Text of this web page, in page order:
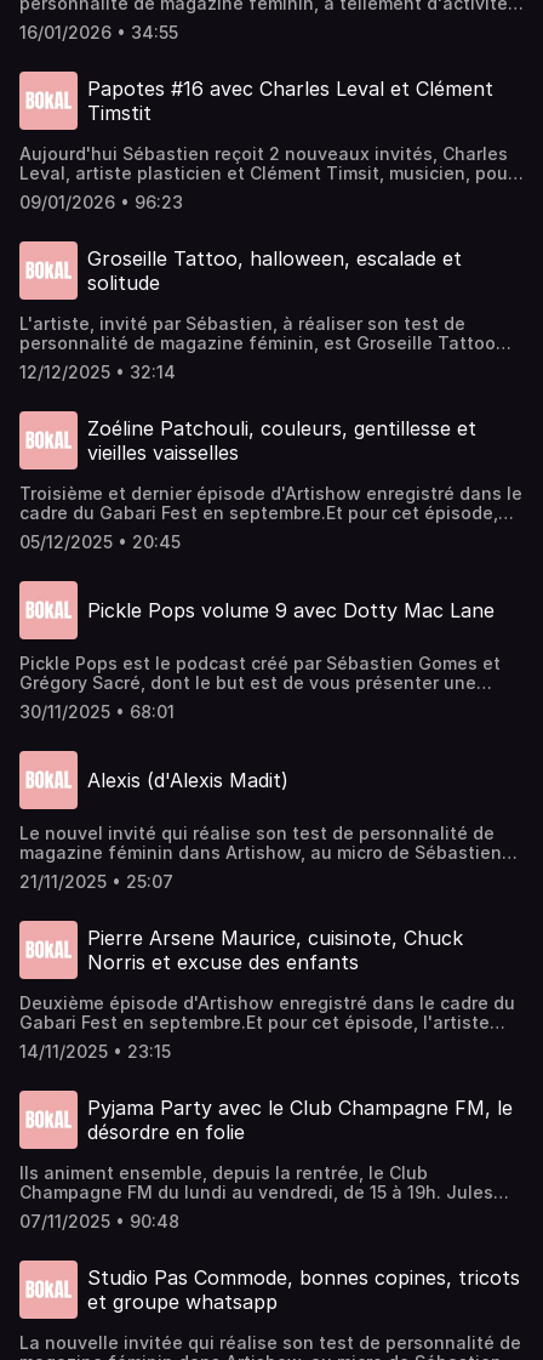
Tigers⁠⁠⁠⁠⁠Visuel : ⁠⁠⁠⁠⁠Gokaiju⁠⁠⁠⁠⁠Jingle Fin : ⁠⁠⁠⁠⁠Laure Sadier ⁠⁠/
⁠⁠Gustine⁠⁠⁠⁠⁠Montage : ⁠Sébastien Pia Gomes⁠
différentes que la légende raconte qu'il est impossible de
toustes les citer. Syphaïwong Bay, artiste graveuse,
conférencière, rédactrice, podcasteuse, et j'en oublie
surement, nous fait le plaisir de se prêter au jeux du
podcastInstagram de ⁠⁠⁠⁠⁠⁠⁠⁠⁠⁠⁠⁠⁠Bokal⁠⁠⁠⁠⁠⁠⁠⁠⁠⁠⁠⁠⁠Enregistré dans les studios de
⁠⁠⁠⁠⁠⁠⁠⁠⁠⁠⁠⁠⁠bokalreims.fr⁠⁠⁠⁠⁠⁠⁠⁠⁠⁠⁠⁠⁠Montage : ⁠⁠⁠⁠⁠Sébastien Gomes⁠Voix off : ⁠⁠⁠⁠⁠⁠Laure
Sadier⁠⁠⁠⁠⁠⁠Jingle Fin : GustineMusique intro : Pandemonia
16/01/2026 • 34:55
Papotes #16 avec ⁠Charles Leval et Clément
Timstit
Aujourd'hui Sébastien reçoit 2 nouveaux invités, Charles
Leval, artiste plasticien et Clément Timsit, musicien, pour
parler de leurs parcours, l'amour pour leurs arts et de leur
projet commun : ParesRetrouvez l'agenda culturel rémois
⁠⁠⁠⁠bokalreims⁠⁠⁠⁠Enregistré à la ⁠Cartonnerie⁠Montage : ⁠Sébastien
Pia Gomes⁠Voix off : ⁠Laure Sadier⁠Jingle Fin :⁠⁠⁠⁠ Gustine⁠
09/01/2026 • 96:23
Groseille Tattoo, halloween, escalade et
solitude
L'artiste, invité par ⁠Sébastien,⁠ à réaliser son test de
personnalité de magazine féminin, est ⁠Groseille Tattoo
tatoueuse haute en couleurInstagram ⁠⁠⁠Groseille
TattooInstagram de ⁠⁠⁠⁠⁠⁠⁠⁠⁠⁠⁠⁠Bokal⁠⁠⁠⁠⁠⁠⁠⁠⁠⁠⁠⁠Enregistré dans les studios de la
⁠⁠⁠⁠⁠⁠⁠⁠⁠⁠⁠⁠bokalreims.fr⁠⁠⁠⁠⁠⁠⁠⁠⁠⁠⁠⁠Montage : ⁠⁠⁠⁠Sébastien GomesVoix off : ⁠⁠⁠⁠⁠Laure
Sadier⁠⁠⁠⁠⁠Jingle Fin : GustineMusique intro : Pandemonia
12/12/2025 • 32:14
Zoéline Patchouli, couleurs, gentillesse et
vieilles vaisselles
Troisième et dernier épisode d'Artishow enregistré dans le
cadre du ⁠Gabari Fest⁠ en septembre.Et pour cet épisode,
l'artiste invitée par Sébastien à réaliser son test de
personnalité de magazine féminin, est Zoéline Patchouli,
PatchouliInstagram de ⁠⁠⁠⁠⁠⁠⁠⁠⁠⁠⁠Bokal⁠⁠⁠⁠⁠⁠⁠⁠⁠⁠⁠Enregistré au Manège de
Reims dans le cadre du ⁠⁠Gabari Fest⁠⁠Retrouvez l'agenda
intro : Pandemonia
05/12/2025 • 20:45
Pickle Pops volume 9 avec Dotty Mac Lane
Pickle Pops est le podcast créé par⁠⁠⁠⁠ Sébastien Gomes⁠⁠⁠⁠ et
⁠⁠⁠⁠Grégory Sacré⁠⁠⁠⁠, dont le but est de vous présenter une
personnalité de la région rémoise au travers de la Pop
Culture, avec, pour chaque émission, un thème imposé par
Mac Lane artiste burlesque et co- créatrice du festival
Sacré Burlesque qui aura lieu au Cirque du Manège de
signé Bokal, enregistré à la Cartonnerie de
Reims.⁠⁠⁠⁠⁠⁠⁠Instagram ⁠⁠⁠⁠bokal⁠⁠⁠⁠ / ⁠⁠⁠⁠Gokaiju ⁠⁠⁠⁠Tous les podcasts et
l'agenda culturel sur ⁠⁠⁠⁠bokalreims.fr⁠⁠⁠⁠Musique : ⁠⁠⁠⁠Fear of
Tigers⁠⁠⁠⁠Visuel : ⁠⁠⁠⁠Gokaiju⁠⁠⁠⁠Jingle Fin : ⁠⁠⁠⁠Laure Sadier ⁠/
30/11/2025 • 68:01
Alexis (d'Alexis Madit)
Le nouvel invité qui réalise son test de personnalité de
magazine féminin dans Artishow, au micro de Sébastien
est ⁠⁠Alexis, du duo ⁠Alexis m'a dit⁠Instagram de
⁠⁠⁠⁠⁠⁠⁠⁠⁠⁠⁠Bokal⁠⁠⁠⁠⁠⁠⁠⁠⁠⁠⁠Enregistré dans les studios de la Cartonnerie de
⁠⁠⁠⁠⁠⁠⁠⁠⁠⁠⁠bokalreims.fr⁠⁠⁠⁠⁠⁠⁠⁠⁠⁠⁠Présentation : Sébastien Pia GomesMontage
: ⁠⁠⁠Olivier FournyVoix off : ⁠⁠⁠⁠Laure Sadier⁠⁠⁠⁠Jingle Fin :
GustineMusique intro : Pandemonia
21/11/2025 • 25:07
Pierre Arsene Maurice, cuisinote, Chuck
Norris et excuse des enfants
Deuxième épisode d'Artishow enregistré dans le cadre du
Gabari Fest en septembre.Et pour cet épisode, l'artiste
invité par Sébastien à réaliser son test de personnalité de
magazine féminin, est ⁠Pierre Arsène Maurice, directeur
⁠⁠Pierre Arsène MauriceInstagram de ⁠⁠⁠⁠⁠⁠⁠⁠⁠⁠Bokal⁠⁠⁠⁠⁠⁠⁠⁠⁠⁠Enregistré au
Manège de Reims dans le cadre du ⁠Gabari Fest⁠Retrouvez
l'agenda culturel rémois sur ⁠⁠⁠⁠⁠⁠⁠⁠⁠⁠bokalreims.fr⁠⁠⁠⁠⁠⁠⁠⁠⁠⁠Montage : ⁠⁠Bart
intro : Pandemonia
14/11/2025 • 23:15
Pyjama Party avec le Club Champagne FM, le
désordre en folie
Ils animent ensemble, depuis la rentrée, le Club
Champagne FM du lundi au vendredi, de 15 à 19h. Jules
Renié et Mélissa Krantz Une soirée pleine de rire, de
souvenirs et d'émotions, Pyjama Party est le podcast de
compte à l'écoute, nous ne démarrons pas tous nos vies
avec les mêmes chances, et certaines enfances sont plus
difficiles que d'autres.Dans cette épisode nous parlons
durant leur enfance, avec tout le recul qu'ils ont sur la
07/11/2025 • 90:48
Studio Pas Commode, bonnes copines, tricots
et groupe whatsapp
La nouvelle invitée qui réalise son test de personnalité de